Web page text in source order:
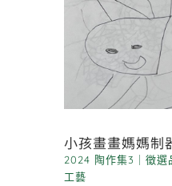
小孩畫畫媽媽制
2024 陶作集3
徵選
工藝